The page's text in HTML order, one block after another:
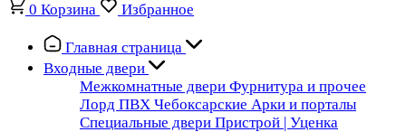
0 Корзина Избранное
Главная страница
Входные двери
Межкомнатные двери Фурнитура и прочее
Лорд ПВХ Чебоксарские Арки и порталы
Специальные двери Пристрой | Уценка